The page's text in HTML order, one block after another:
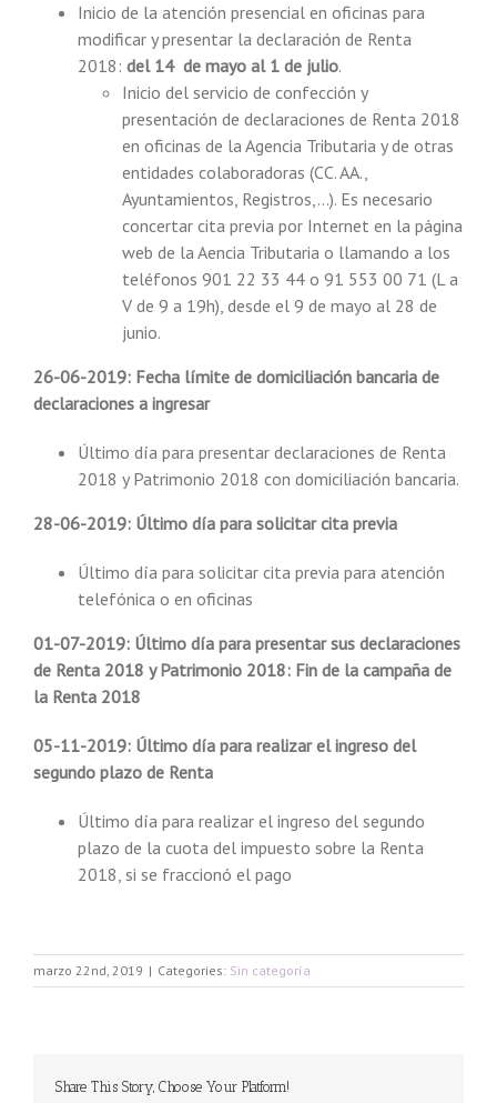
Inicio de la atención presencial en oficinas para
modificar y presentar la declaración de Renta
2018: del 14 de mayo al 1 de julio.
Inicio del servicio de confección y
presentación de declaraciones de Renta 2018
en oficinas de la Agencia Tributaria y de otras
entidades colaboradoras (CC. AA.,
Ayuntamientos, Registros,…). Es necesario
concertar cita previa por Internet en la página
web de la Aencia Tributaria o llamando a los
teléfonos 901 22 33 44 o 91 553 00 71 (L a
V de 9 a 19h), desde el 9 de mayo al 28 de
junio.
26-06-2019: Fecha límite de domiciliación bancaria de
declaraciones a ingresar
Último día para presentar declaraciones de Renta
2018 y Patrimonio 2018 con domiciliación bancaria.
28-06-2019: Último día para solicitar cita previa
Último día para solicitar cita previa para atención
telefónica o en oficinas
01-07-2019: Último día para presentar sus declaraciones
de Renta 2018 y Patrimonio 2018: Fin de la campaña de
la Renta 2018
05-11-2019: Último día para realizar el ingreso del
segundo plazo de Renta
Último día para realizar el ingreso del segundo
plazo de la cuota del impuesto sobre la Renta
2018, si se fraccionó el pago
marzo 22nd, 2019 | Categories: Sin categoría
Share This Story, Choose Your Platform!